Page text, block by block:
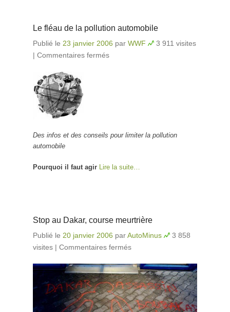
Le fléau de la pollution automobile
Publié le 23 janvier 2006 par WWF
3 911 visites
| Commentaires fermés
Des infos et des conseils pour limiter la pollution
automobile
Pourquoi il faut agir Lire la suite…
Stop au Dakar, course meurtrière
Publié le 20 janvier 2006 parAutoMinus
3 858
visites | Commentaires fermés